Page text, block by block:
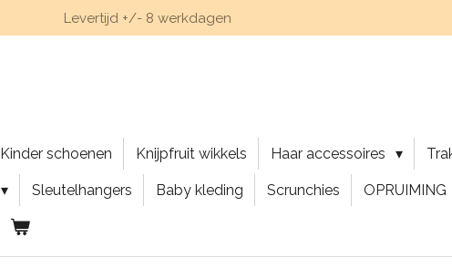
Levertijd +/- 8 werkdagen
Kinder schoenen Knijpfruit wikkels Haar accessoires
Sleutelhangers Baby kleding Scrunchies OPRUIMING